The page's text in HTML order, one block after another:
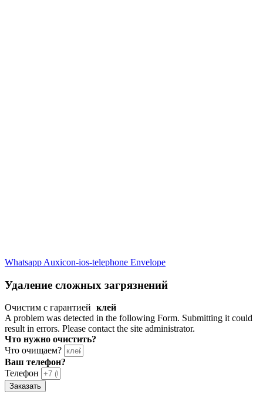
Whatsapp Auxicon-ios-telephone Envelope
Удаление сложных загрязнений
Очистим с гарантией клей
A problem was detected in the following Form. Submitting it could
result in errors. Please contact the site administrator.
Что нужно очистить?
Что очищаем?
Ваш телефон?
Телефон
Заказать